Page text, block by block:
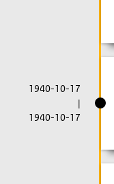
1940-10-17
|
1940-10-17